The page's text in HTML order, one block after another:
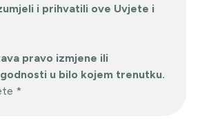
i prihvatili ove Uvjete i
pravo izmjene ili
u bilo kojem trenutku.